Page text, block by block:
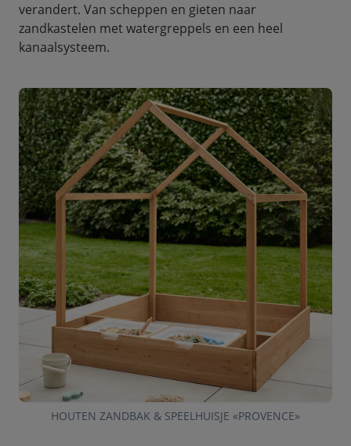
verandert. Van scheppen en gieten naar
zandkastelen met watergreppels en een heel
kanaalsysteem.
HOUTEN ZANDBAK & SPEELHUISJE «PROVENCE»